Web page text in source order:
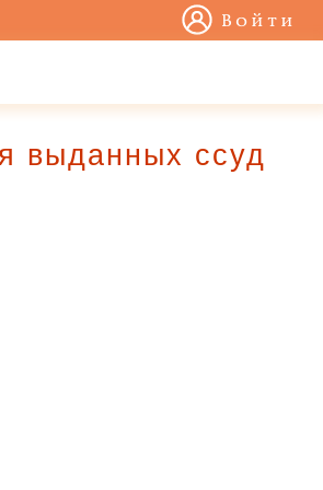
Войти
выданных ссуд